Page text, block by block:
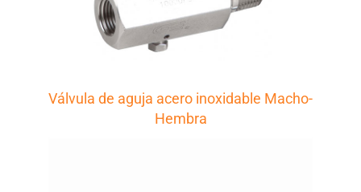
Válvula de aguja acero inoxidable Macho-
Hembra